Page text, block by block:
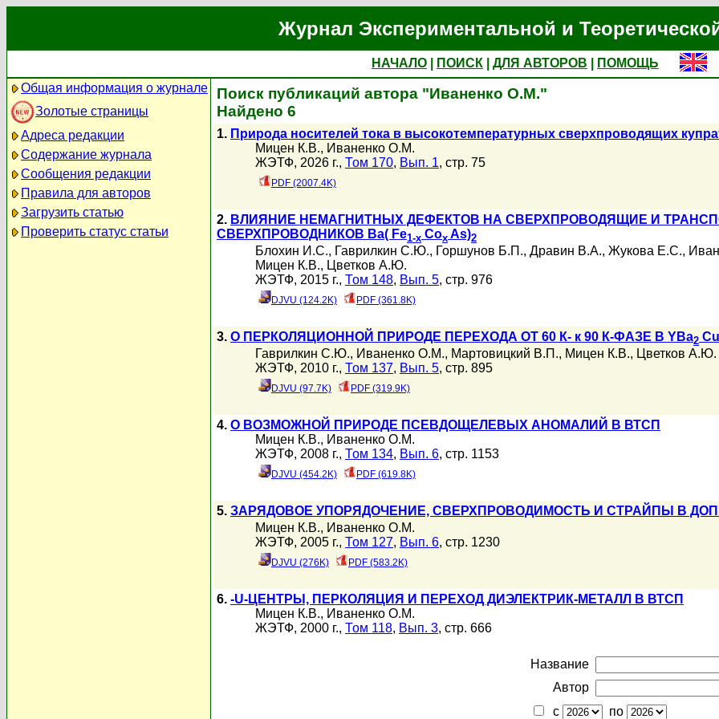
Журнал Экспериментальной и
НАЧАЛО ПОИСК ДЛЯ АВТОРОВ
ПОМОЩЬ
Общая информация о журнале
Золотые страницы
Адреса редакции
Содержание журнала
Сообщения редакции
Правила для авторов
Загрузить статью
Проверить статус статьи
Поиск публикаций автора "Иваненко О.М."
Найдено 6
1. Природа носителей тока в высокотемпературных сверхпроводящих
Мицен К.В., Иваненко О.М.
ЖЭТФ, 2026 г., Том 170, Вып. 1, стр. 75
PDF (2007.4K)
2. ВЛИЯНИЕ НЕМАГНИТНЫХ ДЕФЕКТОВ НА СВЕРХПРОВОДЯЩИЕ И
СВЕРХПРОВОДНИКОВ Ba( Fe1-x Cox As)2
Блохин И.С., Гаврилкин С.Ю., Горшунов Б.П., Дравин В.А., Жукова Е.С.,
Мицен К.В., Цветков А.Ю.
ЖЭТФ, 2015 г., Том 148, Вып. 5, стр. 976
DJVU (124.2K) PDF (361.8K)
3. О ПЕРКОЛЯЦИОННОЙ ПРИРОДЕ ПЕРЕХОДА ОТ 60 К- к 90 К-ФАЗЕ В YBa2 Cu
Гаврилкин С.Ю., Иваненко О.М., Мартовицкий В.П., Мицен К.В., Цветков А.Ю.
ЖЭТФ, 2010 г., Том 137, Вып. 5, стр. 895
DJVU (97.7K) PDF (319.9K)
4. О ВОЗМОЖНОЙ ПРИРОДЕ ПСЕВДОЩЕЛЕВЫХ АНОМАЛИЙ В ВТСП
Мицен К.В., Иваненко О.М.
ЖЭТФ, 2008 г., Том 134, Вып. 6, стр. 1153
DJVU (454.2K) PDF (619.8K)
5. ЗАРЯДОВОЕ УПОРЯДОЧЕНИЕ, СВЕРХПРОВОДИМОСТЬ И СТРАЙПЫ В
Мицен К.В., Иваненко О.М.
ЖЭТФ, 2005 г., Том 127, Вып. 6, стр. 1230
DJVU (276K) PDF (583.2K)
6. -U-ЦЕНТРЫ, ПЕРКОЛЯЦИЯ И ПЕРЕХОД ДИЭЛЕКТРИК-МЕТАЛЛ В ВТСП
Мицен К.В., Иваненко О.М.
ЖЭТФ, 2000 г., Том 118, Вып. 3, стр. 666
Название
Автор
с
по